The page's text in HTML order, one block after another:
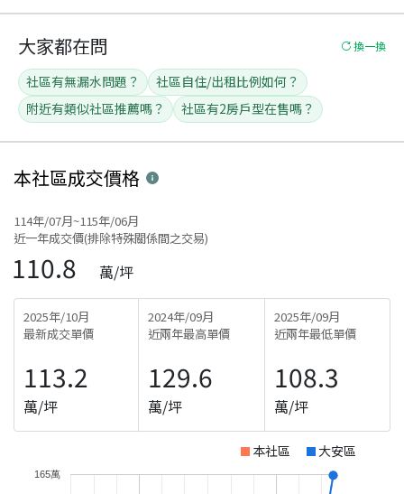
大家都在問 換一換
社區有無漏水問題？
社區自住/出租比例如何？
附近有類似社區推薦嗎？
社區有2房戶型在售嗎？
本社區成交價格
114年/07月~115年/06月
近一年成交價(排除特殊關係間之交易)
110.8 萬/坪
2025年/10月
最新成交單價
113.2
萬/坪
2024年/09月
近兩年最高單價
129.6
萬/坪
2025年/09月
近兩年最低單價
108.3
萬/坪
本社區 大安區
165萬